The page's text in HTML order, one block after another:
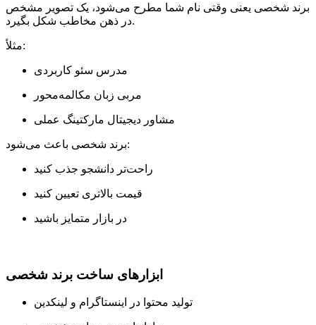
برند شخصی یعنی وقتی نام شما مطرح می‌شود، یک تصویر مشخص
در ذهن مخاطب شکل بگیرد.
مثلاً:
مدرس سئو کاربردی
مربی زبان مکالمه‌محور
مشاور دیجیتال مارکتینگ عملی
برند شخصی باعث می‌شود:
راحت‌تر دانشجو جذب کنید
قیمت بالاتری تعیین کنید
در بازار متمایز باشید
ابزارهای ساخت برند شخصی
تولید محتوا در اینستاگرام و لینکدین